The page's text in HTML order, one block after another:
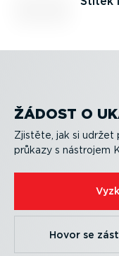
ŽÁDOST O
Zjistěte, jak si udržet
průkazy s nástrojem
Hovor se